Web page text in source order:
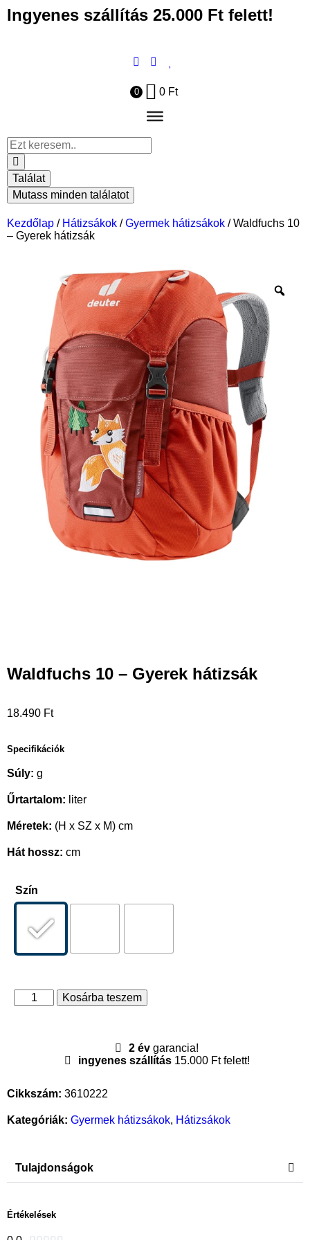
Ingyenes szállítás 25.000 Ft felett!
0 0 Ft
Találat
Mutass minden találatot
Kezdőlap / Hátizsákok /Gyermek hátizsákok / Waldfuchs 10
– Gyerek hátizsák
Waldfuchs 10 – Gyerek hátizsák
18.490 Ft
Specifikációk
Súly: g
Űrtartalom: liter
Méretek: (H x SZ x M) cm
Hát hossz: cm
Szín
Kosárba teszem
2 év garancia!
ingyenes szállítás15.000 Ft felett!
Cikkszám: 3610222
Kategóriák: Gyermek hátizsákok, Hátizsákok
Tulajdonságok
Értékelések